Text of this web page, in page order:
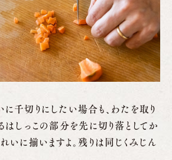
に千切りにしたい場合も、わたを取り
るはしっこの部分を先に切り落としてか
れいに揃いますよ。残りは同じくみじん